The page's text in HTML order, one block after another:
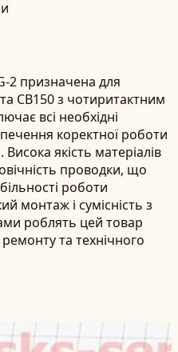
2 призначена для
CB150 з чотиритактним
всі необхідні
коректної роботи
якість матеріалів
проводки, що
роботи
монтаж і сумісність з
роблять цей товар
та технічного